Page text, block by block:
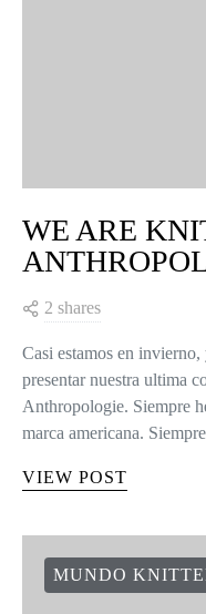
WE ARE
2 shares
Casi estamos en
presentar nuestra ultima
Anthropologie. Siempre
marca americana.
VIEW POST
MUNDO